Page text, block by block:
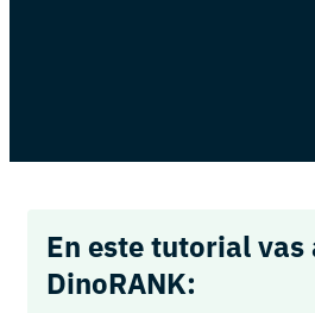
En este tutorial
DinoRANK: